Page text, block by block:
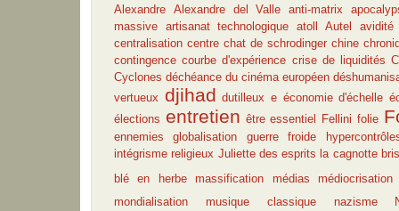
Alexandre Alexandre del Valle anti-matrix
massive artisanat technologique atoll Autel
avidité
centralisation centre chat de schrodinger chine
contingence courbe d'expérience crise de liquidités
Cyclones déchéance du cinéma européen
vertueux djihad dutilleux e économie d'échelle
élections entretien être essentiel Fellini folie
ennemies globalisation guerre froide
intégrisme religieux Juliette des esprits la cagnotte
blé en herbe
massification médias
médiocrisation
mondialisation
musique classique nazisme